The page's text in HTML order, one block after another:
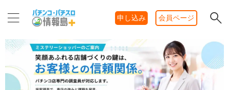
申し込み 会員ページ